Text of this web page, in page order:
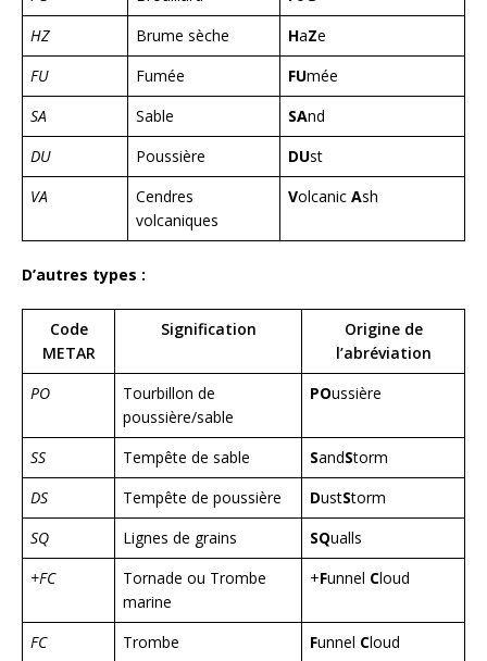
HZ
Brume sèche HaZe
FU
Fumée FUmée
SA
Sable SAnd
DU
Poussière DUst
VA
Cendres
volcaniques
Volcanic Ash
D’autres types :
Code
METAR
Signification
Origine de
l’abréviation
PO
Tourbillon de
poussière/sable
POussière
SS Tempête de sable SandStorm
DS
Tempête de poussière DustStorm
SQ
Lignes de grains SQualls
+FC
Tornade ou Trombe
marine
+Funnel Cloud
FC Trombe Funnel Cloud